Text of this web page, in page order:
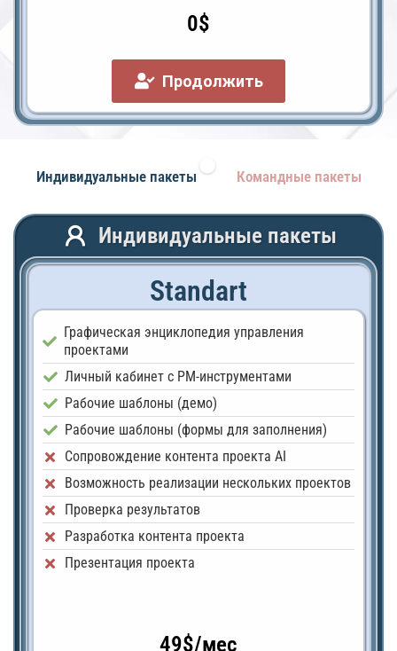
0$
Продолжить
Индивидуальные пакеты Командные пакеты
Индивидуальные пакеты
Standart
Графическая энциклопедия управления
проектами
Личный кабинет с PM-инструментами
Рабочие шаблоны (демо)
Рабочие шаблоны (формы для заполнения)
Сопровождение контента проекта AI
Возможность реализации нескольких проектов
Проверка результатов
Разработка контента проекта
Презентация проекта
49$/мес